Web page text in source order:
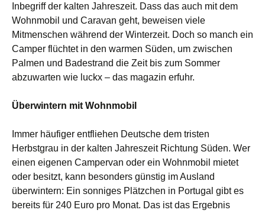
Inbegriff der kalten Jahreszeit. Dass das auch mit dem
Wohnmobil und Caravan geht, beweisen viele
Mitmenschen während der Winterzeit. Doch so manch ein
Camper flüchtet in den warmen Süden, um zwischen
Palmen und Badestrand die Zeit bis zum Sommer
abzuwarten wie luckx – das magazin erfuhr.
Überwintern mit Wohnmobil
Immer häufiger entfliehen Deutsche dem tristen
Herbstgrau in der kalten Jahreszeit Richtung Süden. Wer
einen eigenen Campervan oder ein Wohnmobil mietet
oder besitzt, kann besonders günstig im Ausland
überwintern: Ein sonniges Plätzchen in Portugal gibt es
bereits für 240 Euro pro Monat. Das ist das Ergebnis